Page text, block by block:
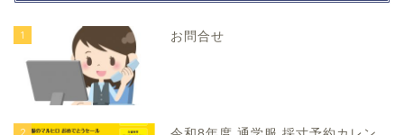
1 お問合せ
2